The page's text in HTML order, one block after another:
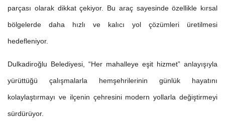
parçası olarak dikkat çekiyor. Bu araç sayesinde özellikle kırsal
bölgelerde daha hızlı ve kalıcı yol çözümleri üretilmesi
hedefleniyor.
Dulkadiroğlu Belediyesi, “Her mahalleye eşit hizmet” anlayışıyla
yürüttüğü çalışmalarla hemşehrilerinin günlük hayatını
kolaylaştırmayı ve ilçenin çehresini modern yollarla değiştirmeyi
sürdürüyor.